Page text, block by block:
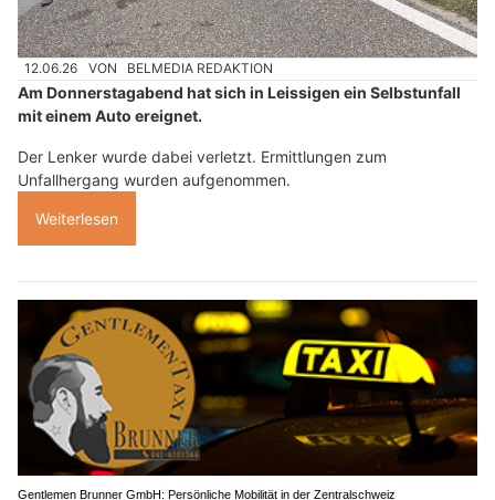
12.06.26 VON BELMEDIA REDAKTION
Am Donnerstagabend hat sich in Leissigen ein Selbstunfall
mit einem Auto ereignet.
Der Lenker wurde dabei verletzt. Ermittlungen zum
Unfallhergang wurden aufgenommen.
Weiterlesen
Gentlemen Brunner GmbH: Persönliche Mobilität in der Zentralschweiz